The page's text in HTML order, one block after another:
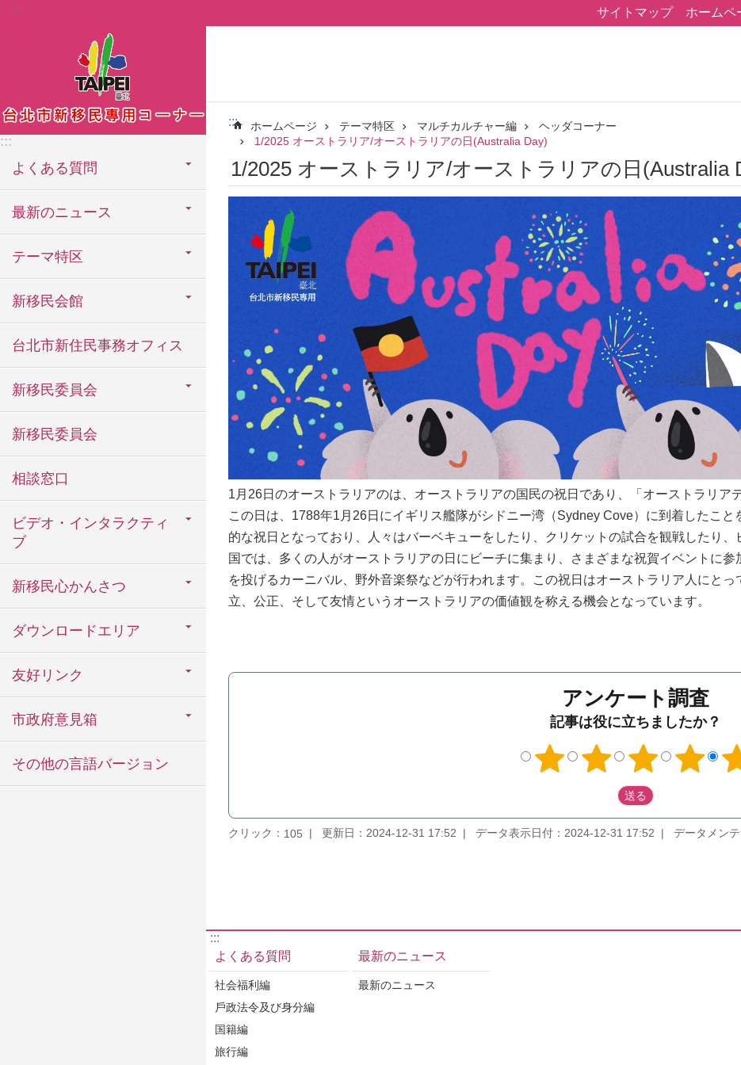
メインコンテンツブロックにスキップ
::: サイトマップ ホームペ
:::
よくある質問
最新のニュース
テーマ特区
新移民会館
台北市新住民事務オフィス
新移民委員会
新移民委員会
相談窓口
ビデオ・インタラクティ
ブ
新移民心かんさつ
ダウンロードエリア
友好リンク
市政府意見箱
その他の言語バージョン
::: ホームページ テーマ特区 マルチカルチャー編
ヘッダコーナー
1/2025 オーストラリア/オーストラリアの日(Australia Day)
1/2025 オーストラリア/オーストラリアの日(Australia
1月26日のオーストラリアのは、オーストラリアの国民の祝日であり、「オーストラリア
この日は、1788年1月26日にイギリス艦隊がシドニー湾（Sydney Cove）に到着したこ
的な祝日となっており、人々はバーベキューをしたり、クリケットの試合を観戦したり
国では、多くの人がオーストラリアの日にビーチに集まり、さまざまな祝賀イベントに
を投げるカーニバル、野外音楽祭などが行われます。この祝日はオーストラリア人にと
立、公正、そして友情というオーストラリアの価値観を称える機会となっています。
アンケート調査
記事は役に立ちましたか？
クリック： 105 更新日：2024-12-31 17:52 データ表示日付：2024-12-31 17:52 データメン
:::
よくある質問
社会福利編
戶政法令及び身分編
国籍編
旅行編
最新のニュース
最新のニュース